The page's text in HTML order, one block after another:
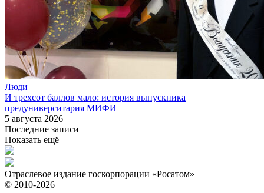
Люди
И трехсот баллов мало: история выпускника
предуниверситария МИФИ
5 августа 2026
Последние записи
Показать ещё
Отраслевое издание госкорпорации «Росатом»
© 2010-2026